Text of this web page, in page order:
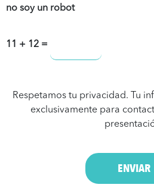
no soy un robot
11 + 12 =
Respetamos tu privacidad. Tu
exclusivamente para